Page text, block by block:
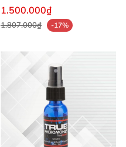
Gợi Dục Tự Nhiên
1.500.000₫
1.807.000₫ -17%